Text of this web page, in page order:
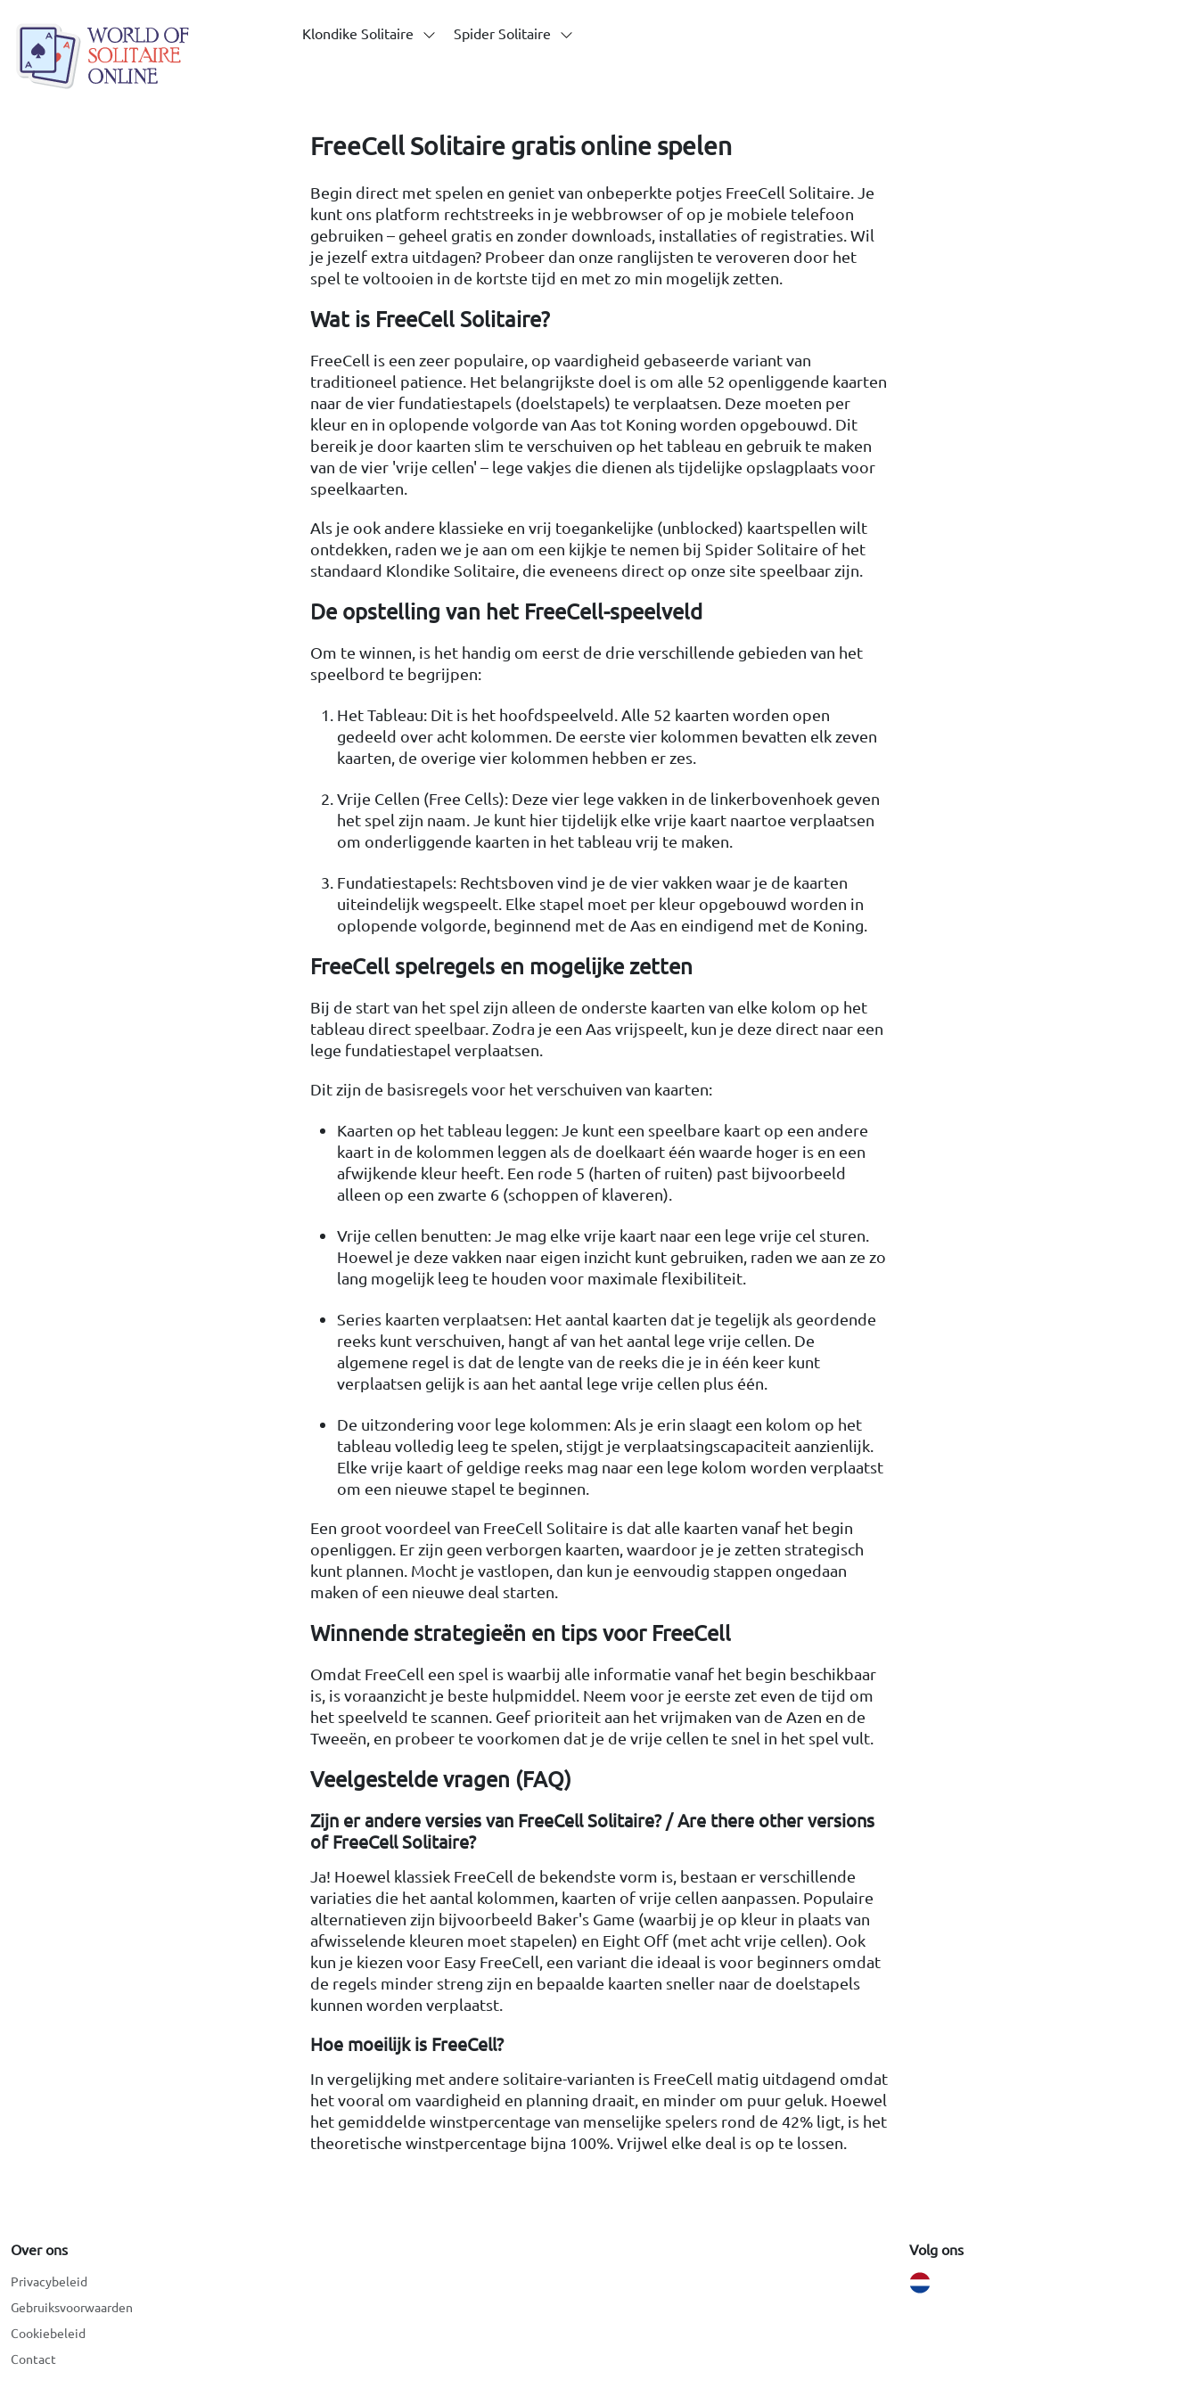
Klondike Solitaire Spider Solitaire
FreeCell Solitaire gratis online spelen
Begin direct met spelen en geniet van onbeperkte potjes FreeCell Solitaire. Je
kunt ons platform rechtstreeks in je webbrowser of op je mobiele telefoon
gebruiken – geheel gratis en zonder downloads, installaties of registraties. Wil
je jezelf extra uitdagen? Probeer dan onze ranglijsten te veroveren door het
spel te voltooien in de kortste tijd en met zo min mogelijk zetten.
Wat is FreeCell Solitaire?
FreeCell is een zeer populaire, op vaardigheid gebaseerde variant van
traditioneel patience. Het belangrijkste doel is om alle 52 openliggende kaarten
naar de vier fundatiestapels (doelstapels) te verplaatsen. Deze moeten per
kleur en in oplopende volgorde van Aas tot Koning worden opgebouwd. Dit
bereik je door kaarten slim te verschuiven op het tableau en gebruik te maken
van de vier 'vrije cellen' – lege vakjes die dienen als tijdelijke opslagplaats voor
speelkaarten.
Als je ook andere klassieke en vrij toegankelijke (unblocked) kaartspellen wilt
ontdekken, raden we je aan om een kijkje te nemen bij Spider Solitaire of het
standaard Klondike Solitaire, die eveneens direct op onze site speelbaar zijn.
De opstelling van het FreeCell-speelveld
Om te winnen, is het handig om eerst de drie verschillende gebieden van het
speelbord te begrijpen:
Het Tableau: Dit is het hoofdspeelveld. Alle 52 kaarten worden open
gedeeld over acht kolommen. De eerste vier kolommen bevatten elk zeven
kaarten, de overige vier kolommen hebben er zes.
Vrije Cellen (Free Cells): Deze vier lege vakken in de linkerbovenhoek geven
het spel zijn naam. Je kunt hier tijdelijk elke vrije kaart naartoe verplaatsen
om onderliggende kaarten in het tableau vrij te maken.
Fundatiestapels: Rechtsboven vind je de vier vakken waar je de kaarten
uiteindelijk wegspeelt. Elke stapel moet per kleur opgebouwd worden in
oplopende volgorde, beginnend met de Aas en eindigend met de Koning.
FreeCell spelregels en mogelijke zetten
Bij de start van het spel zijn alleen de onderste kaarten van elke kolom op het
tableau direct speelbaar. Zodra je een Aas vrijspeelt, kun je deze direct naar een
lege fundatiestapel verplaatsen.
Dit zijn de basisregels voor het verschuiven van kaarten:
Kaarten op het tableau leggen: Je kunt een speelbare kaart op een andere
kaart in de kolommen leggen als de doelkaart één waarde hoger is en een
afwijkende kleur heeft. Een rode 5 (harten of ruiten) past bijvoorbeeld
alleen op een zwarte 6 (schoppen of klaveren).
Vrije cellen benutten: Je mag elke vrije kaart naar een lege vrije cel sturen.
Hoewel je deze vakken naar eigen inzicht kunt gebruiken, raden we aan ze zo
lang mogelijk leeg te houden voor maximale flexibiliteit.
Series kaarten verplaatsen: Het aantal kaarten dat je tegelijk als geordende
reeks kunt verschuiven, hangt af van het aantal lege vrije cellen. De
algemene regel is dat de lengte van de reeks die je in één keer kunt
verplaatsen gelijk is aan het aantal lege vrije cellen plus één.
De uitzondering voor lege kolommen: Als je erin slaagt een kolom op het
tableau volledig leeg te spelen, stijgt je verplaatsingscapaciteit aanzienlijk.
Elke vrije kaart of geldige reeks mag naar een lege kolom worden verplaatst
om een nieuwe stapel te beginnen.
Een groot voordeel van FreeCell Solitaire is dat alle kaarten vanaf het begin
openliggen. Er zijn geen verborgen kaarten, waardoor je je zetten strategisch
kunt plannen. Mocht je vastlopen, dan kun je eenvoudig stappen ongedaan
maken of een nieuwe deal starten.
Winnende strategieën en tips voor FreeCell
Omdat FreeCell een spel is waarbij alle informatie vanaf het begin beschikbaar
is, is voraanzicht je beste hulpmiddel. Neem voor je eerste zet even de tijd om
het speelveld te scannen. Geef prioriteit aan het vrijmaken van de Azen en de
Tweeën, en probeer te voorkomen dat je de vrije cellen te snel in het spel vult.
Veelgestelde vragen (FAQ)
Zijn er andere versies van FreeCell Solitaire? / Are there other versions
of FreeCell Solitaire?
Ja! Hoewel klassiek FreeCell de bekendste vorm is, bestaan er verschillende
variaties die het aantal kolommen, kaarten of vrije cellen aanpassen. Populaire
alternatieven zijn bijvoorbeeld Baker's Game (waarbij je op kleur in plaats van
afwisselende kleuren moet stapelen) en Eight Off (met acht vrije cellen). Ook
kun je kiezen voor Easy FreeCell, een variant die ideaal is voor beginners omdat
de regels minder streng zijn en bepaalde kaarten sneller naar de doelstapels
kunnen worden verplaatst.
Hoe moeilijk is FreeCell?
In vergelijking met andere solitaire-varianten is FreeCell matig uitdagend omdat
het vooral om vaardigheid en planning draait, en minder om puur geluk. Hoewel
het gemiddelde winstpercentage van menselijke spelers rond de 42% ligt, is het
theoretische winstpercentage bijna 100%. Vrijwel elke deal is op te lossen.
Over ons
Privacybeleid
Gebruiksvoorwaarden
Cookiebeleid
Contact
Volg ons